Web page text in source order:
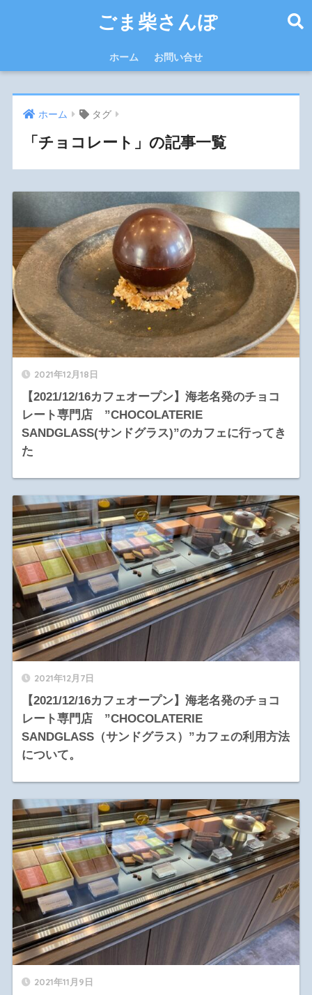
ごま柴さんぽ
ホーム お問い合せ
ホーム タグ
「チョコレート」の記事一覧
2021年12月18日
【2021/12/16カフェオープン】海老名発のチョコ
レート専門店 ”CHOCOLATERIE
SANDGLASS(サンドグラス)”のカフェに行ってき
た
2021年12月7日
【2021/12/16カフェオープン】海老名発のチョコ
レート専門店 ”CHOCOLATERIE
SANDGLASS（サンドグラス）”カフェの利用方法
について。
2021年11月9日